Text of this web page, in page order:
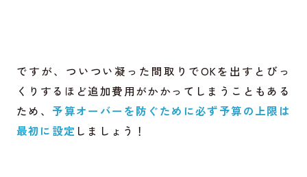
ですが、ついつい凝った間取りでOKを出すとびっ
くりするほど追加費用がかかってしまうこともある
ため、 予算オーバーを防ぐために必ず予算の上限は
最初に設定 しましょう！